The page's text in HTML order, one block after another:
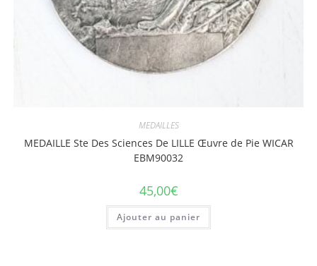
MEDAILLES
MEDAILLE Ste Des Sciences De LILLE Œuvre de Pie WICAR
EBM90032
45,00€
Ajouter au panier